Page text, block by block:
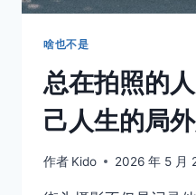
人
间
啥也不是
总在拍照的
己人生的局
作者 Kido 2026 年 5 月